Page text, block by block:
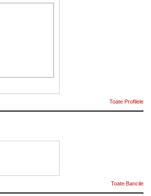
Toate Profilele
Toate Bancile